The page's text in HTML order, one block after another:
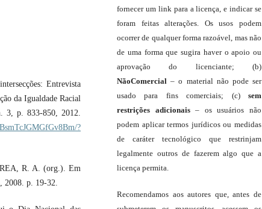
Entrevista
da Igualdade Racial
3, p. 833-850, 2012.
?
R. A. (org.). Em
2008. p. 19-32.
fornecer um link para a licença, e indicar se
foram feitas alterações. Os usos podem
ocorrer de qualquer forma razoável, mas não
de uma forma que sugira haver o apoio ou
aprovação do licenciante; (b)
NãoComercial – o material não pode ser
usado para fins comerciais; (c) sem
restrições adicionais– os usuários não
podem aplicar termos jurídicos ou medidas
de caráter tecnológico que restrinjam
legalmente outros de fazerem algo que a
licença permita.
Recomendamos aos autores que, antes de